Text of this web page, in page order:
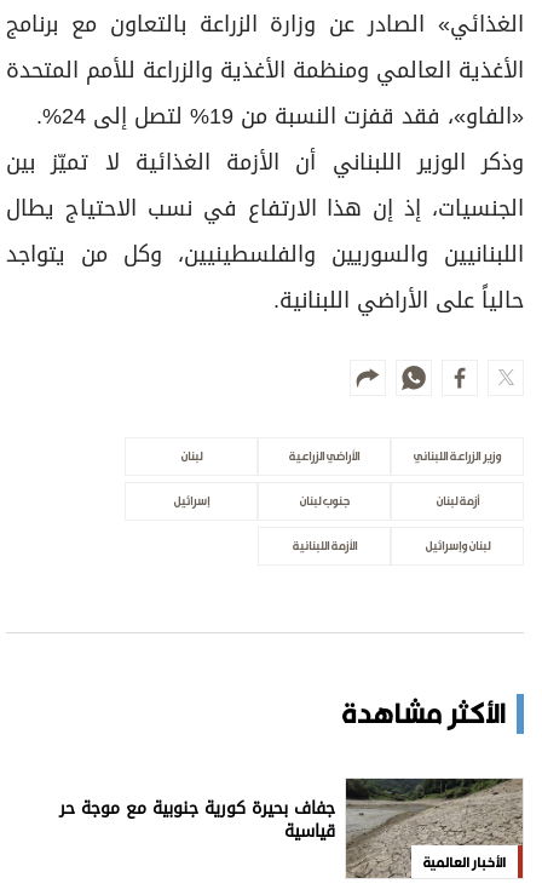
الغذائي» الصادر عن وزارة الزراعة بالتعاون مع برنامج
الأغذية العالمي ومنظمة الأغذية والزراعة للأمم المتحدة
«الفاو»، فقد قفزت النسبة من 19% لتصل إلى 24%.
وذكر الوزير اللبناني أن الأزمة الغذائية لا تميّز بين
الجنسيات، إذ إن هذا الارتفاع في نسب الاحتياج يطال
اللبنانيين والسوريين والفلسطينيين، وكل من يتواجد
حالياً على الأراضي اللبنانية.
وزير الزراعة اللبناني الأراضي الزراعية لبنان
أزمة لبنان جنوب لبنان إسرائيل
لبنان وإسرائيل الأزمة اللبنانية
الأكثر مشاهدة
الأخبار العالمية
جفاف بحيرة كورية جنوبية مع موجة حر
قياسية